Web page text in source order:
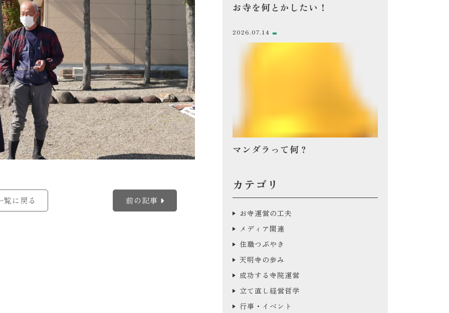
覧に戻る 前の記事
お寺を何とかしたい！
2026.07.14
マンダラって何？
カテゴリ
お寺運営の工夫
メディア関連
住職つぶやき
天明寺の歩み
成功する寺院運営
立て直し経営哲学
行事・イベント